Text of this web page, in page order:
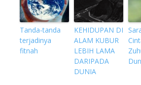
Tanda-tanda
terjadinya
fitnah
KEHIDUPAN DI
ALAM KUBUR
LEBIH LAMA
DARIPADA
DUNIA